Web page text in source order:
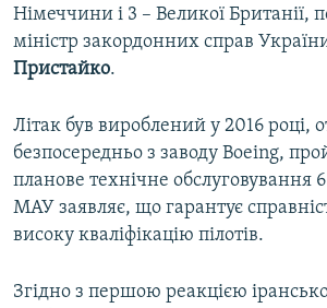
Німеччини і 3 – Великої Британії,
міністр закордонних справ
Пристайко.
Літак був вироблений у 2016
безпосередньо з заводу Boeing,
планове технічне обслуговування
МАУ заявляє, що гарантує
високу кваліфікацію пілотів.
Згідно з першою реакцією